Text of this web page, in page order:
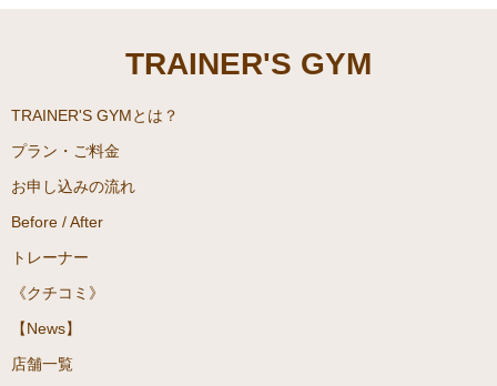
肌に効果のある栄養素を取り
させていただきます。
こす可能性があります。
てお話していくます。
TRAINER'S GYM
TRAINER'S GYMとは？
プラン・ご料金
お申し込みの流れ
Before / After
トレーナー
《クチコミ》
【News】
店舗一覧